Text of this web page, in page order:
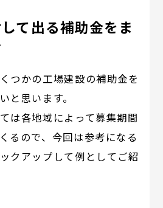
て出る補助金をま
つかの工場建設の補助金を
と思います。
は各地域によって募集期間
るので、今回は参考になる
クアップして例としてご紹